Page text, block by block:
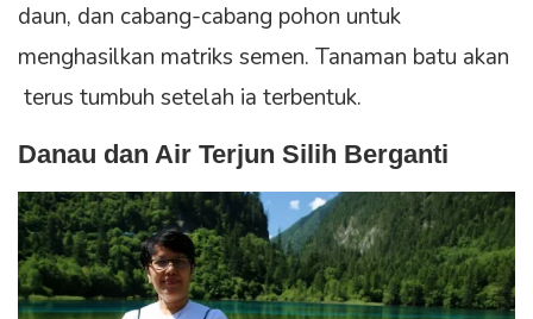
daun, dan cabang-cabang pohon untuk
menghasilkan matriks semen. Tanaman batu akan
terus tumbuh setelah ia terbentuk.
Danau dan Air Terjun Silih Berganti